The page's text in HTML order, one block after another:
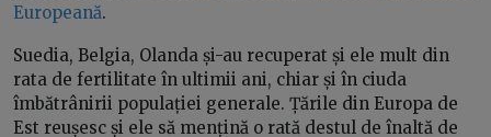
Europeană.
Suedia, Belgia, Olanda și-au recuperat și ele mult din
rata de fertilitate în ultimii ani, chiar și în ciuda
îmbătrânirii populației generale. Țările din Europa de
Est reușesc și ele să mențină o rată destul de înaltă de